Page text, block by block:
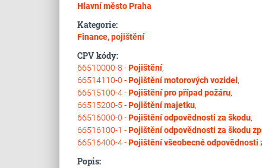
Hlavní město Praha
Kategorie:
Finance, pojištění
CPV kódy:
66510000-8 -Pojištění,
66514110-0 -Pojištění motorových vozidel ,
66515100-4 -Pojištění pro případ požáru,
66515200-5 -Pojištění majetku,
66516000-0 -Pojištění odpovědnosti za škodu,
66516100-1 -Pojištění odpovědnosti za škodu
66516400-4 -Pojištění všeobecné odpovědnosti
Popis: